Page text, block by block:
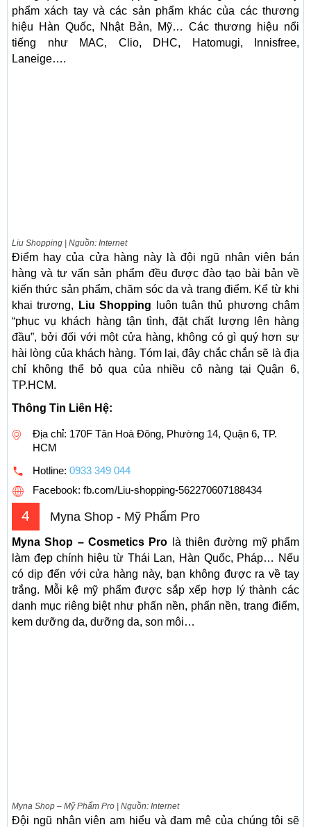
phẩm xách tay và các sản phẩm khác của các thương
hiệu Hàn Quốc, Nhật Bản, Mỹ… Các thương hiệu nổi
tiếng như MAC, Clio, DHC, Hatomugi, Innisfree,
Laneige….
Liu Shopping | Nguồn: Internet
Điểm hay của cửa hàng này là đội ngũ nhân viên bán
hàng và tư vấn sản phẩm đều được đào tạo bài bản về
kiến ​​thức sản phẩm, chăm sóc da và trang điểm. Kể từ khi
khai trương,
Liu Shopping luôn tuân thủ phương châm
“phục vụ khách hàng tận tình, đặt chất lượng lên hàng
đầu”, bởi đối với một cửa hàng, không có gì quý hơn sự
hài lòng của khách hàng. Tóm lại, đây chắc chắn sẽ là địa
chỉ không thể bỏ qua của nhiều cô nàng tại Quận 6,
TP.HCM.
Thông Tin Liên Hệ:
Địa chỉ: 170F Tân Hoà Đông, Phường 14, Quận 6, TP.
HCM
Hotline: 0933 349 044
Facebook: fb.com/Liu-shopping-562270607188434
4 Myna Shop - Mỹ Phẩm Pro
Myna Shop – Cosmetics Pro là thiên đường mỹ phẩm
làm đẹp chính hiệu từ Thái Lan, Hàn Quốc, Pháp… Nếu
có dịp đến với cửa hàng này, bạn không được ra về tay
trắng. Mỗi kệ mỹ phẩm được sắp xếp hợp lý thành các
danh mục riêng biệt như phấn nền, phấn nền, trang điểm,
kem dưỡng da, dưỡng da, son môi…
Myna Shop – Mỹ Phẩm Pro | Nguồn: Internet
Đội ngũ nhân viên am hiểu và đam mê của chúng tôi sẽ